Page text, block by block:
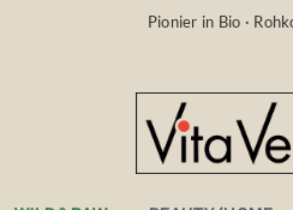
Pionier in Bio ·